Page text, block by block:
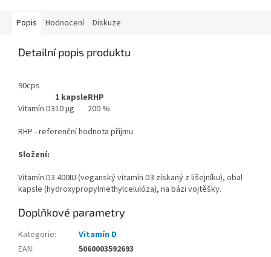
Popis Hodnocení Diskuze
Detailní popis produktu
90cps
1 kapsleRHP
Vitamín D310 µg
200 %
RHP - referenční hodnota příjmu
Složení:
Vitamín D3 400IU (veganský vitamín D3 získaný z lišejníku), obal
kapsle (hydroxypropylmethylcelulóza), na bázi vojtěšky.
Doplňkové parametry
Kategorie:
Vitamín D
EAN:
5060003592693